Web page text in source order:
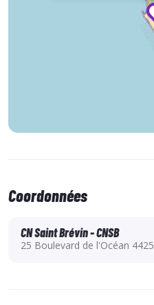
Coordonnées
CN Saint Brévin - CNSB
25 Boulevard de l'Océan